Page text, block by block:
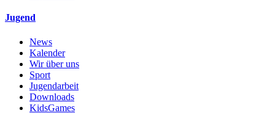
Jugend
News
Kalender
Wir über uns
Sport
Jugendarbeit
Downloads
KidsGames